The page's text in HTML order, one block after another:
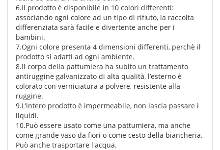
6.Il prodotto è disponibile in 10 colori differenti:
associando ogni colore ad un tipo di rifiuto, la raccolta
differenziata sarà facile e divertente anche per i
bambini.
7.Ogni colore presenta 4 dimensioni differenti, perchè il
prodotto si adatti ad ogni ambiente.
8.Il corpo della pattumiera ha subito un trattamento
antiruggine galvanizzato di alta qualità, l’esterno è
colorato con verniciatura a polvere, resistente alla
ruggine.
9.L’intero prodotto è impermeabile, non lascia passare i
liquidi.
10.Può essere usato come una pattumiera, ma anche
come grande vaso da fiori o come cesto della biancheria.
Può anche trasportare l'acqua.